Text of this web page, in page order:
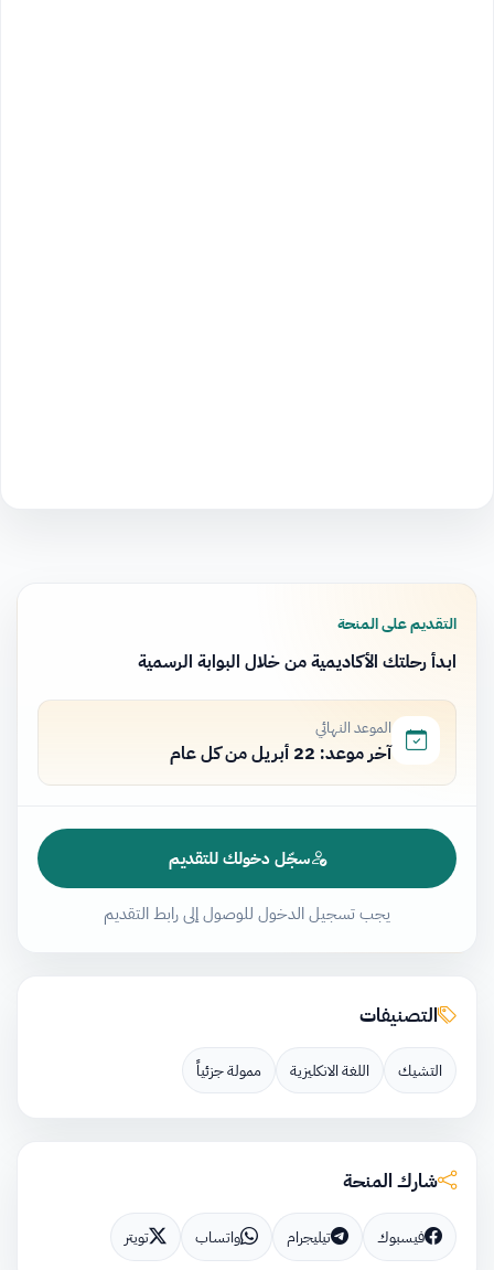
التقديم على المنحة
ابدأ رحلتك الأكاديمية من خلال البوابة الرسمية
الموعد النهائي
آخر موعد: 22 أبريل من كل عام
سجّل دخولك للتقديم
يجب تسجيل الدخول للوصول إلى رابط التقديم
التصنيفات
التشيك اللغة الانكليزية ممولة جزئياً
شارك المنحة
فيسبوك تيليجرام واتساب تويتر